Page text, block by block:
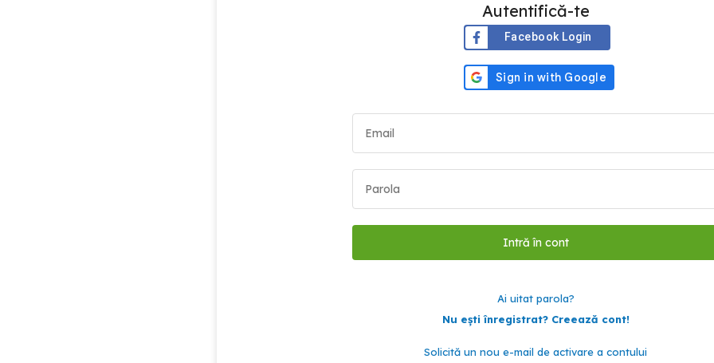
Autentifică-te
Facebook Login
Ai uitat parola?
Nu ești înregistrat? Creează cont!
Solicită un nou e-mail de activare a contului